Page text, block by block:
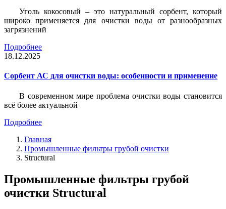
Уголь кокосовый – это натуральный сорбент, который
широко применяется для очистки воды от разнообразных
загрязнений
Подробнее
18.12.2025
Сорбент АС для очистки воды: особенности и применение
В современном мире проблема очистки воды становится
всё более актуальной
Подробнее
Главная
Промышленные фильтры грубой очистки
Structural
Промышленные фильтры грубой
очистки Structural